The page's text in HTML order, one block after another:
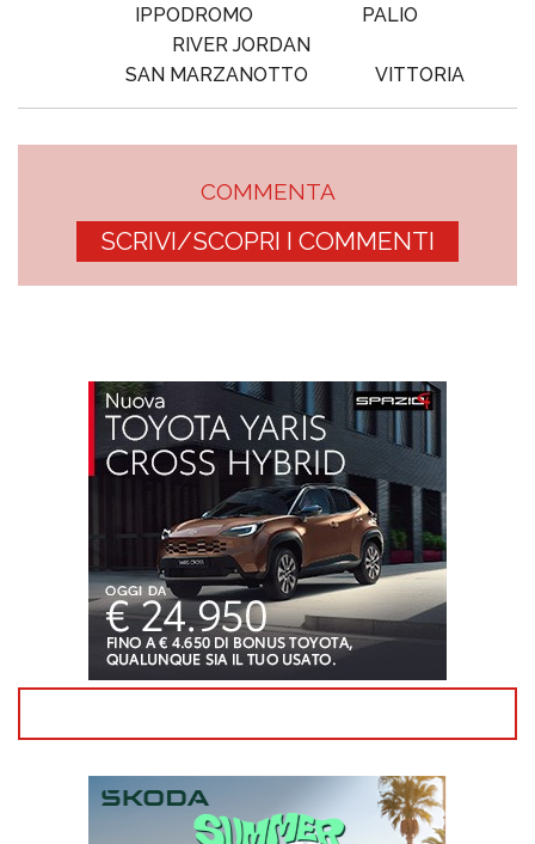
IPPODROMO
PALIO
RIVER JORDAN
SAN MARZANOTTO
VITTORIA
COMMENTA
SCRIVI/SCOPRI I COMMENTI